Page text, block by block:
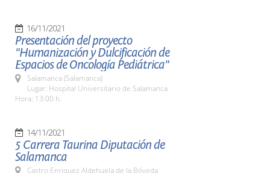
16/11/2021
Presentación del proyecto
"Humanización y Dulcificación de
Espacios de Oncología Pediátrica"
Salamanca (Salamanca)
Lugar: Hospital Universitario de Salamanca
Hora: 13:00 h.
14/11/2021
5 Carrera Taurina Diputación de
Salamanca
Castro Enriquez Aldehuela de la Bóveda